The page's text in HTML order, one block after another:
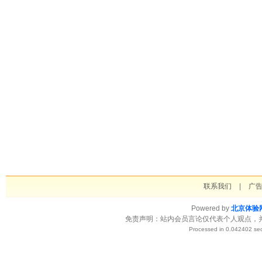
联系我们 广
Powered by 北京体验
免责声明：站内会员言论仅代表个人观点
Processed in 0.042402